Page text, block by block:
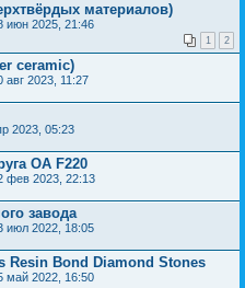
материалов)
июн 2025, 21:46
1 2
ceramic)
авг 2023, 11:27
2023, 05:23
ОА F220
фев 2023, 22:13
завода
июл 2022, 18:05
Resin Bond Diamond Stones
май 2022, 16:50